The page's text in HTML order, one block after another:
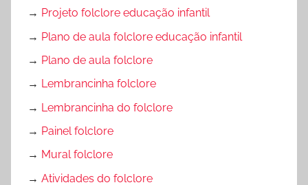
→ Projeto folclore educação infantil
→ Plano de aula folclore educação infantil
→ Plano de aula folclore
→ Lembrancinha folclore
→ Lembrancinha do folclore
→ Painel folclore
→ Mural folclore
→ Atividades do folclore